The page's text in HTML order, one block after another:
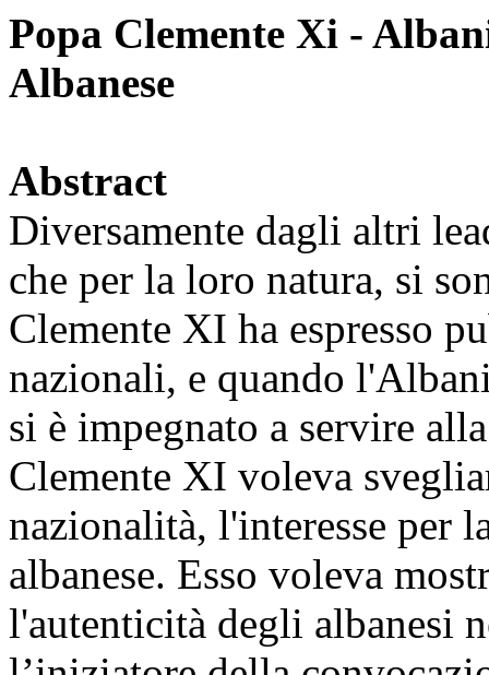
Popa Clemente Xi -
Albanese
Abstract
Diversamente dagli altri
che per la loro natura, si
Clemente XI ha espresso
nazionali, e quando
si è impegnato a servire
Clemente XI voleva
nazionalità, l'interesse per
albanese. Esso voleva
l'autenticità degli albanesi